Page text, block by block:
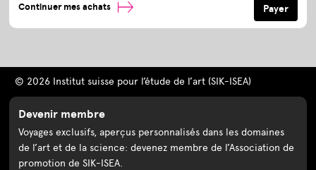
Continuer mes achats
© 2026 Institut suisse pour l’étude de l’art (SIK-ISEA)
Devenir membre
Voyages exclusifs, aperçus personnalisés dans les domaines
de l’art et de la science: devenez membre de l’Association de
promotion de SIK-ISEA.